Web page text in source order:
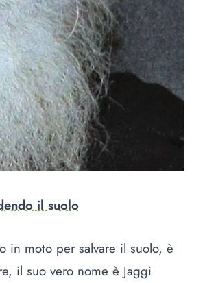
il suolo
in moto per salvare il suolo, è
il suo vero nome è Jaggi